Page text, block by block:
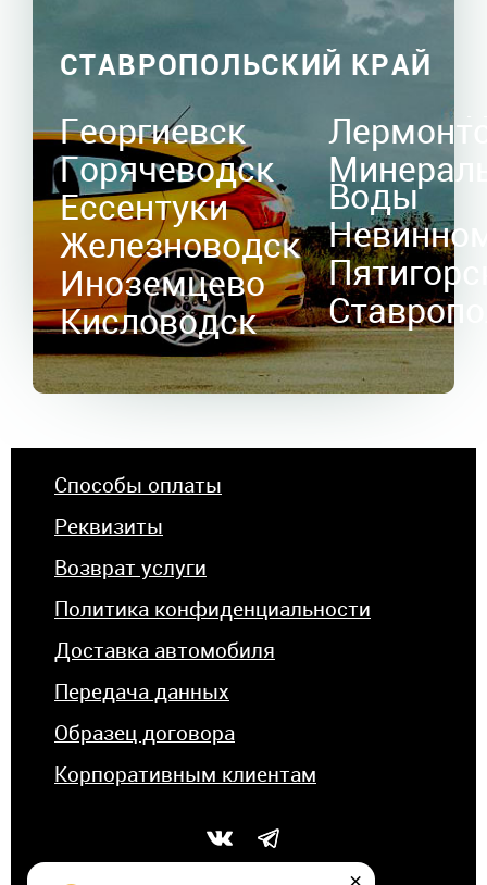
СТАВРОПОЛЬСКИЙ КРАЙ
Георгиевск
Горячеводск
Ессентуки
Железноводск
Иноземцево
Кисловодск
Воды
Способы оплаты
Реквизиты
Возврат услуги
Политика конфиденциальности
Доставка автомобиля
Передача данных
Образец договора
Корпоративным клиентам